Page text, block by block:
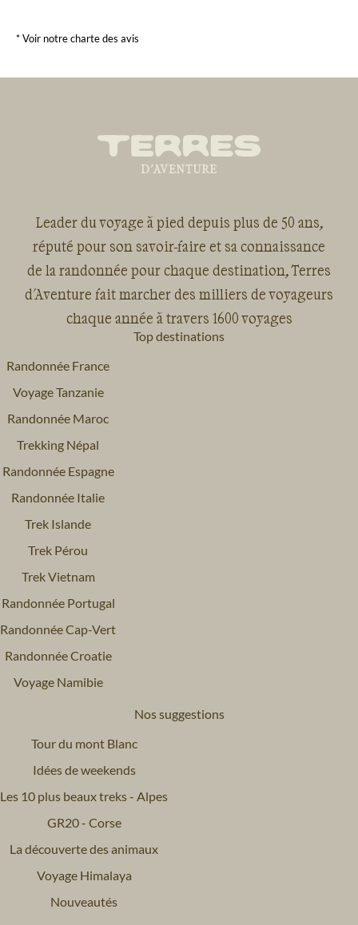
* Voir notre charte des avis
Leader du voyage à pied depuis plus de 50 ans,
réputé pour son savoir-faire et sa connaissance
de la randonnée pour chaque destination, Terres
d'Aventure fait marcher des milliers de voyageurs
chaque année à travers 1600 voyages
Top destinations
Randonnée France
Voyage Tanzanie
Randonnée Maroc
Trekking Népal
Randonnée Espagne
Randonnée Italie
Trek Islande
Trek Pérou
Trek Vietnam
Randonnée Portugal
Randonnée Cap-Vert
Randonnée Croatie
Voyage Namibie
Nos suggestions
Tour du mont Blanc
Idées de weekends
Les 10 plus beaux treks - Alpes
GR20 - Corse
La découverte des animaux
Voyage Himalaya
Nouveautés